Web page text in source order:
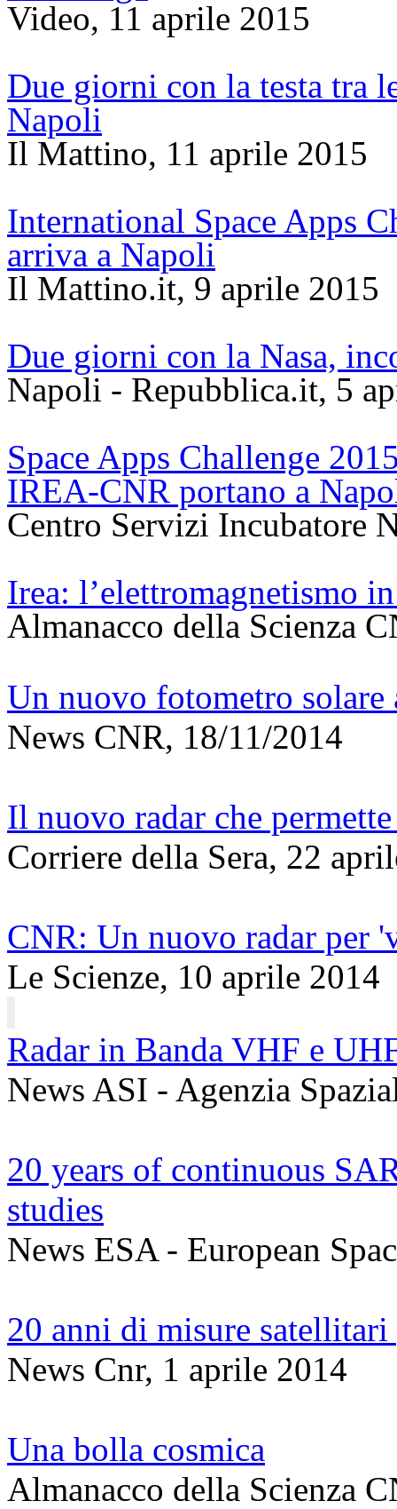
Video, 11 aprile 2015
Due giorni con la testa tra
Napoli
Il Mattino, 11 aprile 2015
International Space Apps
arriva a Napoli
Il Mattino.it, 9 aprile 2015
Due giorni con la Nasa,
Napoli - Repubblica.it, 5
Space Apps Challenge
IREA-CNR portano a
Centro Servizi Incubatore
Irea: l’elettromagnetismo
Almanacco della Scienza
Un nuovo fotometro
News CNR, 18/11/2014
Il nuovo radar che
Corriere della Sera, 22
CNR: Un nuovo radar per
Le Scienze, 10 aprile 2014
Radar in Banda VHF e
News ASI - Agenzia
20 years of continuous
studies
News ESA - European
20 anni di misure
News Cnr, 1 aprile 2014
Una bolla cosmica
Almanacco della Scienza